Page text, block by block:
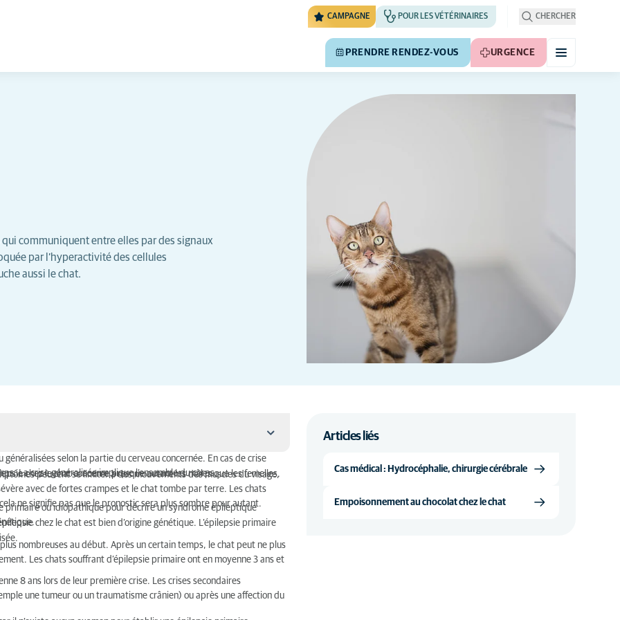
CAMPAGNE POUR LES VÉTÉRINAIRES CHERCHER
PRENDRE RENDEZ-VOUS URGENCE
communiquent entre elles par des signaux
par l’hyperactivité des cellules
aussi le chat.
?
selon la partie du cerveau concernée. En cas de crise
La crise généralisée implique l’ensemble du corps.
chez le chat concerne presque autant les mâles que les femelles.
peuvent se limiter à des mouvements des muscles du visage,
avec de fortes crampes et le chat tombe par terre. Les chats
ne signifie pas que le pronostic sera plus sombre pour autant.
primaire ou idiopathique pour décrire un syndrome épileptique
chez le chat est bien d’origine génétique. L’épilepsie primaire
nombreuses au début. Après un certain temps, le chat peut ne plus
Les chats souffrant d’épilepsie primaire ont en moyenne 3 ans et
8 ans lors de leur première crise. Les crises secondaires
une tumeur ou un traumatisme crânien) ou après une affection du
Articles liés
Cas médical : Hydrocéphalie, chirurgie cérébrale
Empoisonnement au chocolat chez le chat